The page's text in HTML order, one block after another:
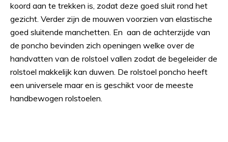
koord aan te trekken is, zodat deze goed sluit rond het
gezicht. Verder zijn de mouwen voorzien van elastische
goed sluitende manchetten. En aan de achterzijde van
de poncho bevinden zich openingen welke over de
handvatten van de rolstoel vallen zodat de begeleider de
rolstoel makkelijk kan duwen. De rolstoel poncho heeft
een universele maar en is geschikt voor de meeste
handbewogen rolstoelen.